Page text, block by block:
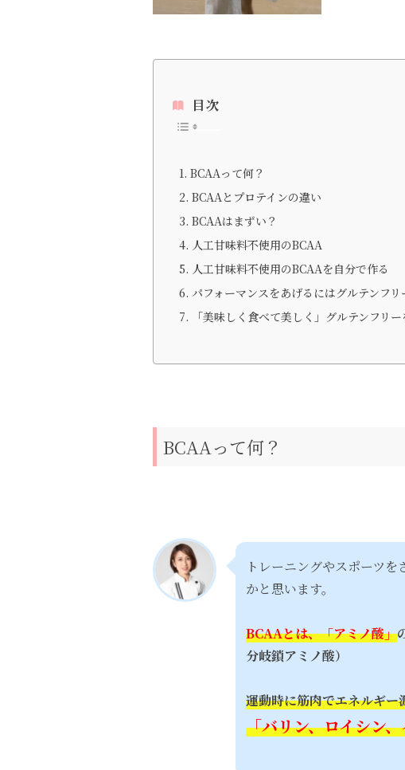
目次
BCAAって何？
BCAAとプロテインの違い
BCAAはまずい？
人工甘味料不使用のBCAA
人工甘味料不使用のBCAAを自分で作る
パフォーマンスをあげるにはグルテンフリ
「美味しく食べて美しく」グルテンフリ
BCAAって何？
トレーニングやスポーツ
かと思います。
BCAAとは、「アミノ酸」
分岐鎖アミノ酸）
運動時に筋肉でエネルギー
「バリン、ロイシン